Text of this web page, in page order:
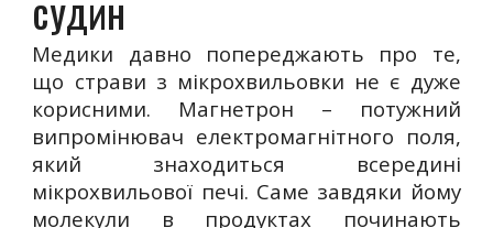
Медики давно попереджають про те,
що страви з мікрохвильовки не є дуже
корисними. Магнетрон – потужний
випромінювач електромагнітного поля,
який знаходиться всередині
мікрохвильової печі. Саме завдяки йому
молекули в продуктах починають